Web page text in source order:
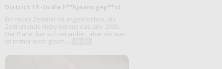
District 19 -In die F**kjeans gep**st
Ein neues Zeitalter ist angebrochen, die
Zeitreisende Nicky bereist das Jahr 2050.
Der Planet hat sich verändert, aber ein was
ist immer noch gleich ...